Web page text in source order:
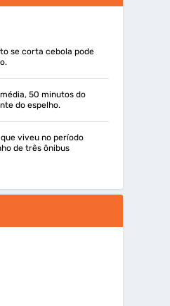
se corta cebola pode
50 minutos do
do espelho.
viveu no período
de três ônibus